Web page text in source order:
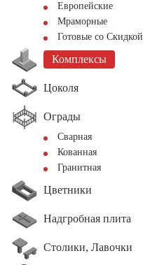
Европейские
Мраморные
Готовые со Скидкой
Комплексы
Цоколя
Ограды
Сварная
Кованная
Гранитная
Цветники
Надгробная плита
Столики, Лавочки